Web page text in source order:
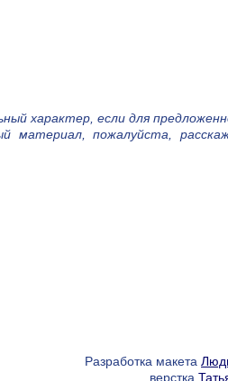
характер, если для
материал, пожалуйста,
Разработка макета
верстка